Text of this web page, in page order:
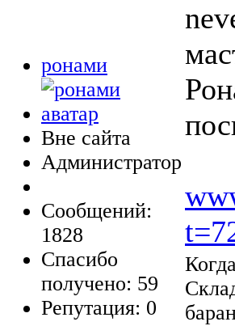
ронами
Вне сайта
Администратор
Сообщений:
1828
Спасибо
получено: 59
Репутация: 0